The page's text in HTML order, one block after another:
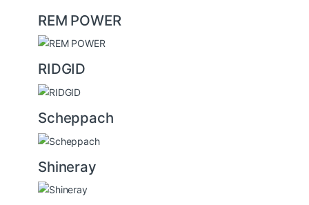
REM POWER
RIDGID
Scheppach
Shineray